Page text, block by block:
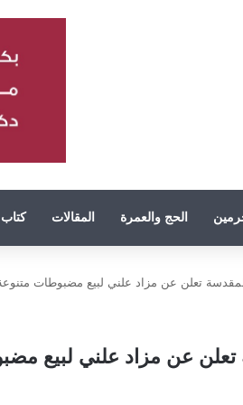
الحج والعمرة المقالات
تعلن عن مزاد علني لبيع مضبوطات
تعلن عن مزاد علني لبيع